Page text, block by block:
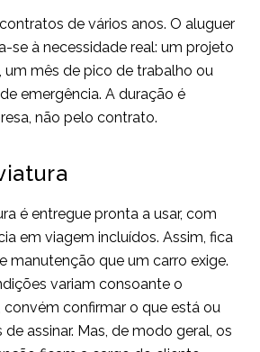
de vários anos. O aluguer
se à necessidade real: um projeto
um mês de pico de trabalho ou
emergência. A duração é
não pelo contrato.
é entregue pronta a usar, com
em viagem incluídos. Assim, fica
manutenção que um carro exige.
variam consoante o
convém confirmar o que está ou
assinar. Mas, de modo geral, os